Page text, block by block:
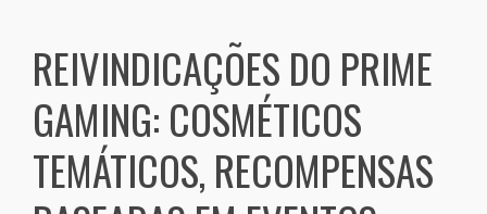
REIVINDICAÇÕES DO PRIME
GAMING: COSMÉTICOS
TEMÁTICOS, RECOMPENSAS